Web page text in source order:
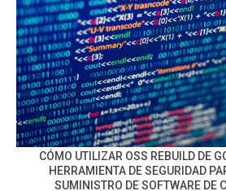
CÓMO UTILIZAR OSS REBUILD DE
HERRAMIENTA DE SEGURIDAD
SUMINISTRO DE SOFTWARE DE